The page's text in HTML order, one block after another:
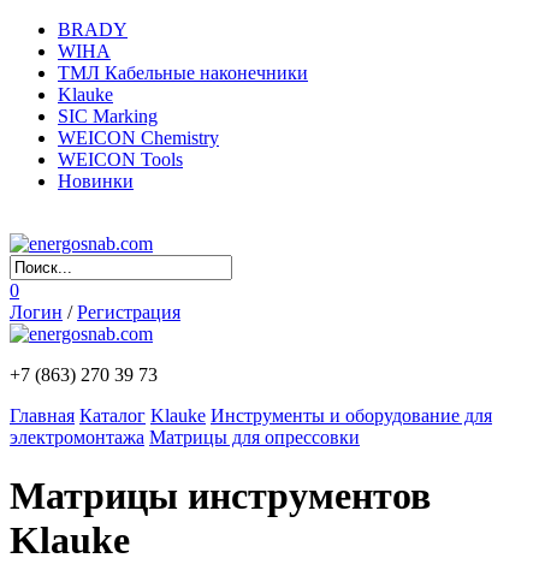
BRADY
WIHA
ТМЛ Кабельные наконечники
Klauke
SIC Marking
WEICON Chemistry
WEICON Tools
Новинки
0
Логин /Регистрация
+7 (863) 270 39 73
Главная Каталог Klauke Инструменты и оборудование для
электромонтажа Матрицы для опрессовки
Матрицы инструментов
Klauke